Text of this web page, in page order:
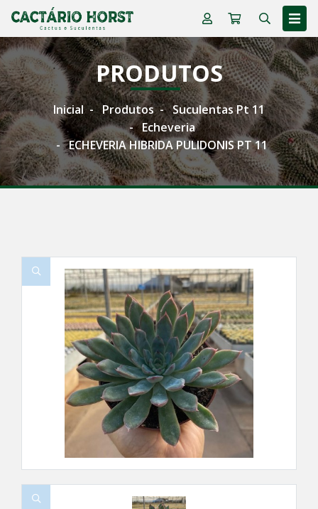
PRODUTOS
Inicial Produtos
Suculentas Pt 11
Echeveria
ECHEVERIA HIBRIDA PULIDONIS PT 11